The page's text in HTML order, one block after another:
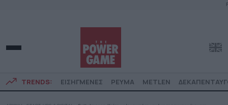
TRENDS: ΕΙΣΗΓΜΕΝΕΣ ΡΕΥΜΑ METLEN